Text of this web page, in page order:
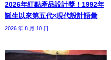
2026年紅點產品設計獎！1992年
誕生以來第五代×現代設計語彙
2026 年 8 月 10 日